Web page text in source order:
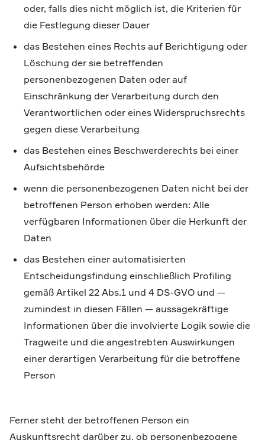
oder, falls dies nicht möglich ist, die Kriterien für
die Festlegung dieser Dauer
das Bestehen eines Rechts auf Berichtigung oder
Löschung der sie betreffenden
personenbezogenen Daten oder auf
Einschränkung der Verarbeitung durch den
Verantwortlichen oder eines Widerspruchsrechts
gegen diese Verarbeitung
das Bestehen eines Beschwerderechts bei einer
Aufsichtsbehörde
wenn die personenbezogenen Daten nicht bei der
betroffenen Person erhoben werden: Alle
verfügbaren Informationen über die Herkunft der
Daten
das Bestehen einer automatisierten
Entscheidungsfindung einschließlich Profiling
gemäß Artikel 22 Abs.1 und 4 DS-GVO und —
zumindest in diesen Fällen — aussagekräftige
Informationen über die involvierte Logik sowie die
Tragweite und die angestrebten Auswirkungen
einer derartigen Verarbeitung für die betroffene
Person
Ferner steht der betroffenen Person ein
Auskunftsrecht darüber zu, ob personenbezogene